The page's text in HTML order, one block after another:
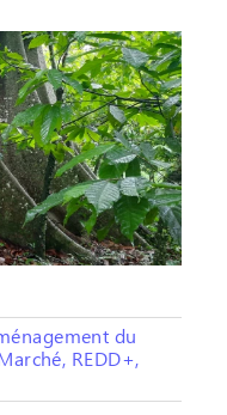
du
REDD+,